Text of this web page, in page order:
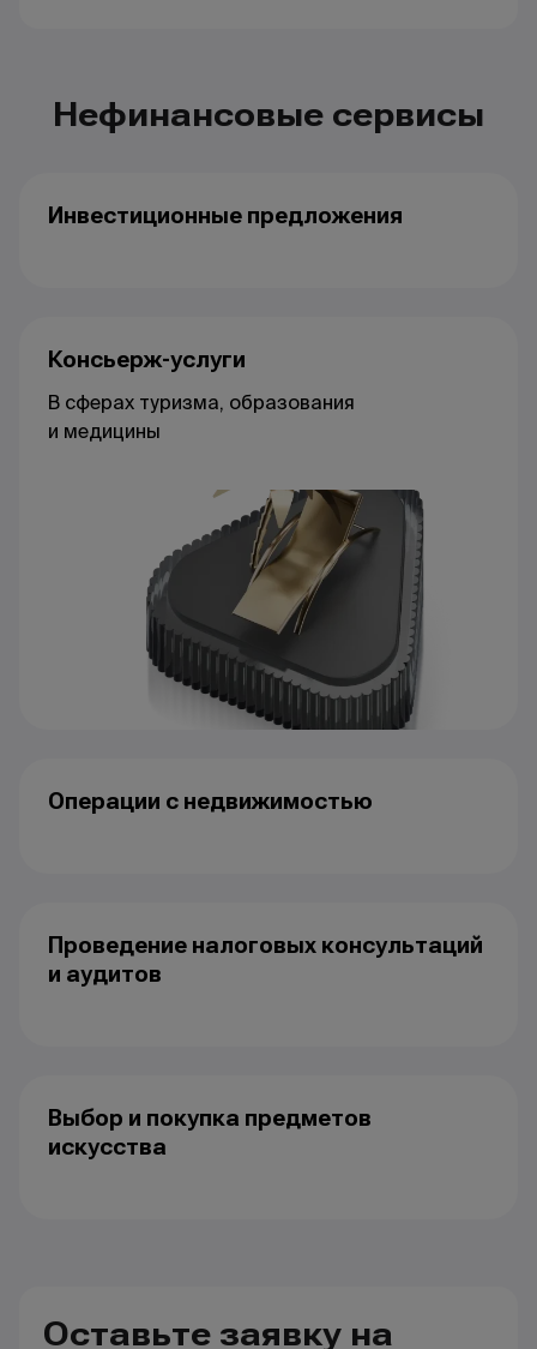
Нефинансовые сервисы
Инвестиционные предложения
Консьерж-услуги
В сферах туризма, образования
и медицины
Операции с недвижимостью
Проведение налоговых консультаций
и аудитов
Выбор и покупка предметов
искусства
Оставьте заявку на